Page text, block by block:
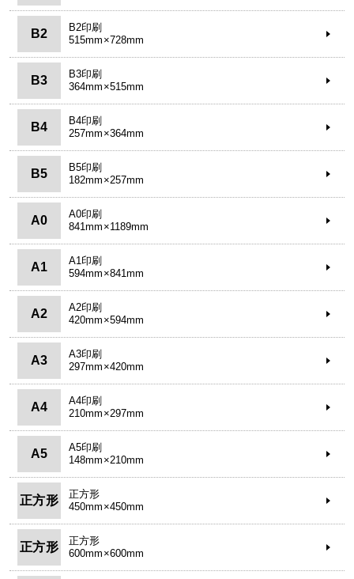
B2
B2印刷
515mm×728mm
B3
B3印刷
364mm×515mm
B4
B4印刷
257mm×364mm
B5
B5印刷
182mm×257mm
A0
A0印刷
841mm×1189mm
A1
A1印刷
594mm×841mm
A2
A2印刷
420mm×594mm
A3
A3印刷
297mm×420mm
A4
A4印刷
210mm×297mm
A5
A5印刷
148mm×210mm
正方形
正方形
450mm×450mm
正方形
正方形
600mm×600mm